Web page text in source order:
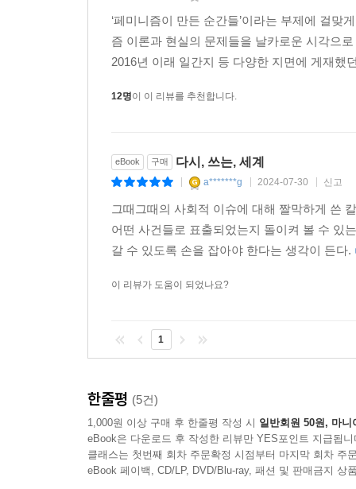
동안 ‘논의만’ 되고 있다.
‘싸움’은 우리를 다른 세계로 이끌었다
세상은 아직 녹록치 않지만, 지난 몇 년간 페미
2015년 페미니즘에 관한 남성 평론가 K의 황당
운동(2015), 강남역 여성살인 사건 추모 운동
안희정 전 충남 지사 재판(2018~2019) 및 징역 확
그리고 그들의 싸움은 새로운 세계를 열어가는
길조차 보이지 않던 때도 많았다. 페미니즘에 대
게 아니냐는 염려와 비판을 제기한 일이 있었다.
있다고 역설한다. “이 움직임은 남성 중심적인
물리적 폭력을 조장하고 제도적 차별을 정당화했
‘페미니즘은 돈이 된다’는 더 이상 가부장제적 자
‘페미니즘이 만든 순간들’이라는 부제에 걸
즘 이론과 현실의 문제들을 날카로운 시각으
2016년 이래 일간지 등 다양한 지면에 게재
12명이 이 리뷰를 추천합니다.
eBook 구매 다시, 쓰는, 세계
a*******g 2024-07-30 신고
그때그때의 사회적 이슈에 대해 짤막하게 쓴
어떤 사건들로 표출되었는지 돌이켜 볼 수 있
갈 수 있도록 손을 잡아야 한다는 생각이 든다.
이 리뷰가 도움이 되었나요?
1
한줄평 (5건)
1,000원 이상 구매 후 한줄평 작성 시 일반회원 50원, 마니
eBook은 다운로드 후 작성한 리뷰만 YES포인트 지급됩니
클래스는 첫번째 회차 주문확정 시점부터 마지막 회차 주
eBook 페이백, CD/LP, DVD/Blu-ray, 패션 및 판매금지 상